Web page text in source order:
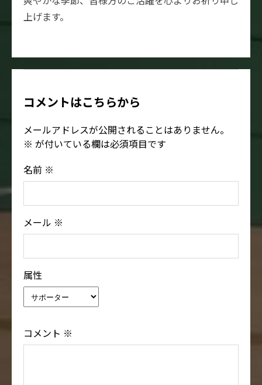
上げます。
コメントはこちらから
メールアドレスが公開されることはありません。
※ が付いている欄は必須項目です
名前 ※
メール ※
属性
コメント ※